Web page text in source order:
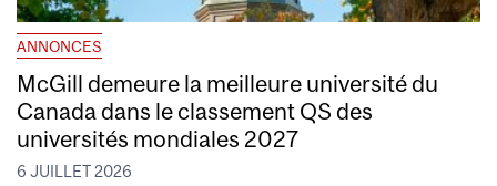
ANNONCES
McGill demeure la meilleure université du
Canada dans le classement QS des
universités mondiales 2027
6 JUILLET 2026